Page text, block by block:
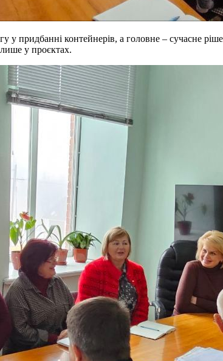
у придбанні контейнерів, а головне – сучасне
лише у проєктах.